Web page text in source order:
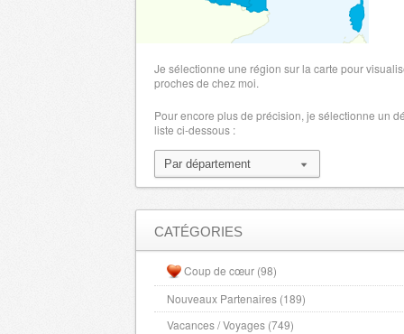
Je sélectionne une région sur la carte pour
proches de chez moi.
Pour encore plus de précision, je sélectionne un
liste ci-dessous :
CATÉGORIES
Coup de cœur (98)
Nouveaux Partenaires (189)
Vacances / Voyages (749)